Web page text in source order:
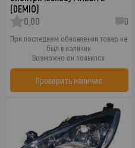
(DEMIO)
0,00
0
При последнем обновлении товар не
был в наличии.
Возможно он появился.
Проверить наличие